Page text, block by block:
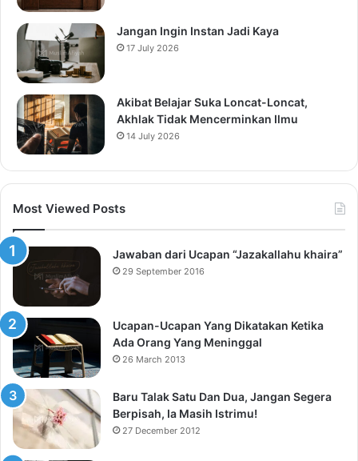
Jangan Ingin Instan Jadi Kaya
17 July 2026
Akibat Belajar Suka Loncat-Loncat,
Akhlak Tidak Mencerminkan Ilmu
14 July 2026
Most Viewed Posts
Jawaban dari Ucapan “Jazakallahu khaira”
29 September 2016
Ucapan-Ucapan Yang Dikatakan Ketika
Ada Orang Yang Meninggal
26 March 2013
Baru Talak Satu Dan Dua, Jangan Segera
Berpisah, Ia Masih Istrimu!
27 December 2012